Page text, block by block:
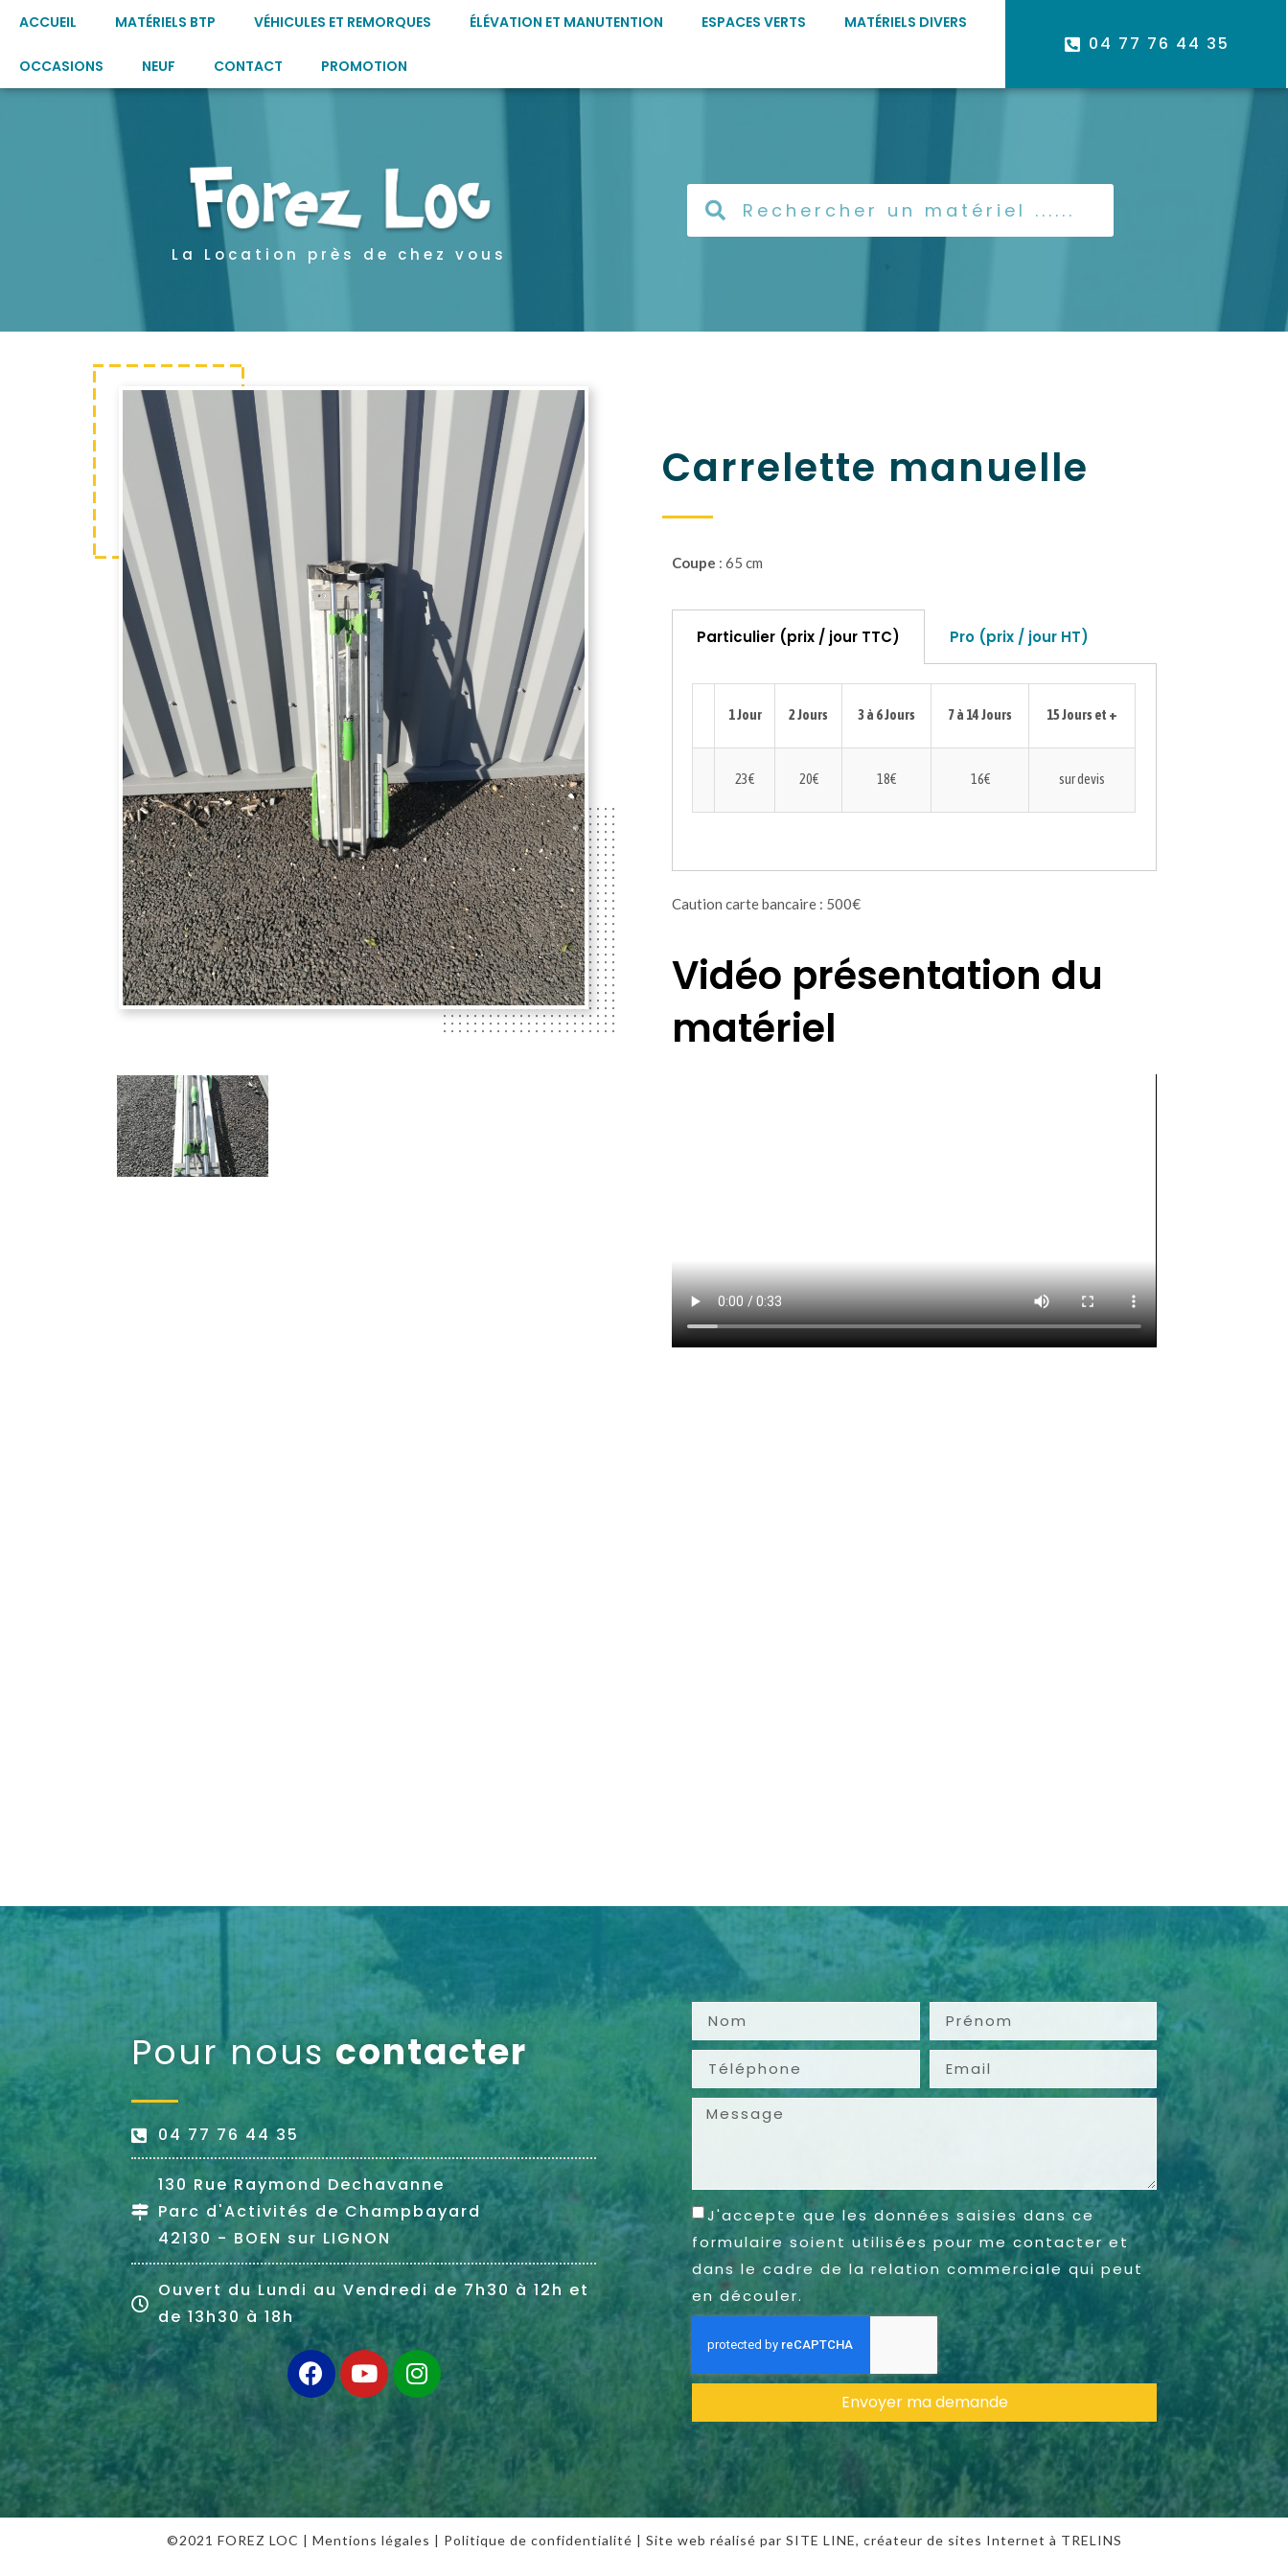
ACCUEIL MATÉRIELS BTP VÉHICULES ET REMORQUES ÉLÉVATION ET MANUTENTION ESPACES VERTS MATÉRIELS DIVERS
OCCASIONS NEUF CONTACT PROMOTION
04 77 76 44 35
La Location près de chez vous
Carrelette manuelle
Coupe : 65 cm
Particulier (prix / jour TTC) Pro (prix / jour HT)
1 Jour 2 Jours 3 à 6 Jours 7 à 14 Jours 15 Jours et +
23€ 20€ 18€ 16€ sur devis
Caution carte bancaire : 500€
Vidéo présentation du
matériel
Pour nouscontacter
04 77 76 44 35
130 Rue Raymond Dechavanne
Parc d'Activités de Champbayard
42130 - BOEN sur LIGNON
Ouvert du Lundi au Vendredi de 7h30 à 12h et
de 13h30 à 18h
J'accepte que les données saisies dans ce
formulaire soient utilisées pour me contacter et
dans le cadre de la relation commerciale qui peut
en découler.
Envoyer ma demande
©2021 FOREZ LOC | Mentions légales | Politique de confidentialité | Site web réalisé par SITE LINE, créateur de sites Internet à TRELINS